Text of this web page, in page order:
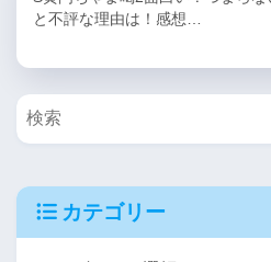
と不評な理由は！感想…
カテゴリー